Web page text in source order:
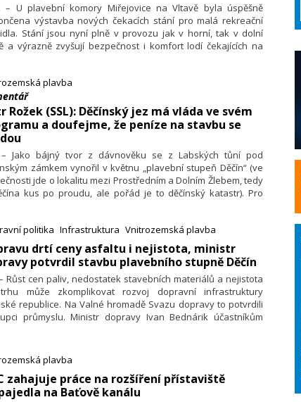
– U plavební komory Miřejovice na Vltavě byla úspěšně
výstavba nových čekacích stání pro malá rekreační
Stání jsou nyní plně v provozu jak v horní, tak v dolní
a výrazně zvyšují bezpečnost i komfort lodí čekajících na
vybavování všech zdymadel na Vltavě zázemím
plavbu. Informovalo o tom Ředitelství vodních
plavba
Rožek (SSL): Děčínský jez má vláda ve svém
a doufejme, že peníze na stavbu se
– Jako bájný tvor z dávnověku se z Labských tůní pod
zámkem vynořil v květnu „plavební stupeň Děčín“ (ve
jde o lokalitu mezi Prostředním a Dolním Žlebem, tedy
kus po proudu, ale pořád je to děčínský katastr). Pro
oblasti Sály, dolů pak české dřevo, ovoce a později
čluny. Již od nepaměti však také plavba trpěla
toku, což dokládají i tzv. hlasové kameny dodnes
od Ústí až ke státní hranici.
politika Infrastruktura Vnitrozemská plavba
drtí ceny asfaltu i nejistota, ministr
potvrdil stavbu plavebního stupně Děčín
Růst cen paliv, nedostatek stavebních materiálů a nejistota
může zkomplikovat rozvoj dopravní infrastruktury
republice. Na Valné hromadě Svazu dopravy to potvrdili
průmyslu. Ministr dopravy Ivan Bednárik účastníkům
projektu plavebního stupně Děčín.
plavba
zahajuje práce na rozšíření přístaviště
na Baťově kanálu